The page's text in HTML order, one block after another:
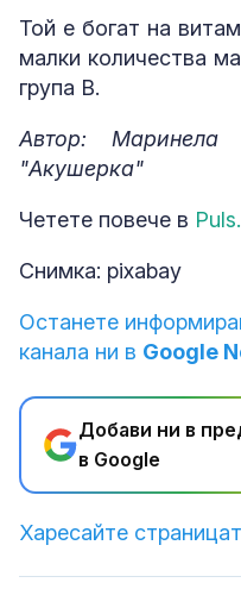
Той е богат на
малки количества
група B.
Автор: Маринела
"Акушерка"
Четете повече в
Снимка: pixabay
Останете
канала ни в Google
Добави ни в
в Google
Харесайте